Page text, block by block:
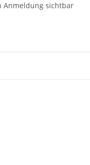
Anmeldung sichtbar